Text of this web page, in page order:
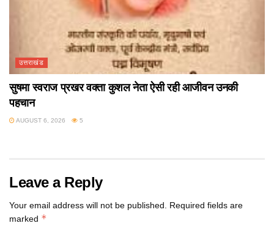
उत्तराखंड
सुषमा स्वराज प्रखर वक्ता कुशल नेता ऐसी रही आजीवन उनकी
पहचान
AUGUST 6, 2026 5
Leave a Reply
Your email address will not be published. Required fields are
marked *